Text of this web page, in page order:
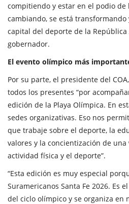
compitiendo y estar en el podio de
cambiando, se está
capital del deporte de la República
gobernador.
El evento olímpico más
Por su parte, el presidente del
todos los presentes “por
edición de la Playa Olímpica. En
sedes organizativas. Eso nos
que trabaje sobre el deporte, la
valores y la concientización de
actividad física y el deporte”.
“Esta edición es muy especial
Suramericanos Santa Fe 2026. Es
del ciclo olímpico y se organiza en